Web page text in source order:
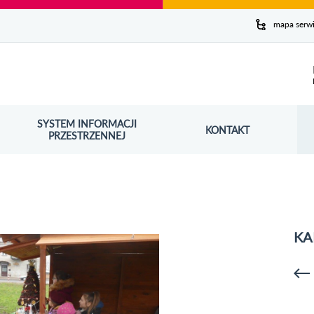
mapa
SYSTEM INFORMACJI
PRZESTRZENNEJ
OTWORZY SIĘ W NOWYM OKNIE KONTAKT